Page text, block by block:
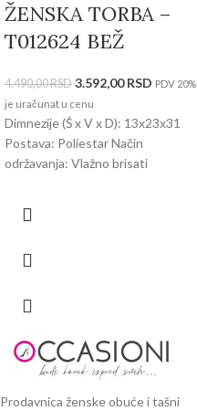
ŽENSKA TORBA –
T012624 BEŽ
4.490,00RSD 3.592,00RSD PDV 20%
je uračunat u cenu
Dimnezije (Š x V x D): 13x23x31
Postava: Poliestar Način
održavanja: Vlažno brisati
Prodavnica ženske obuće i tašni